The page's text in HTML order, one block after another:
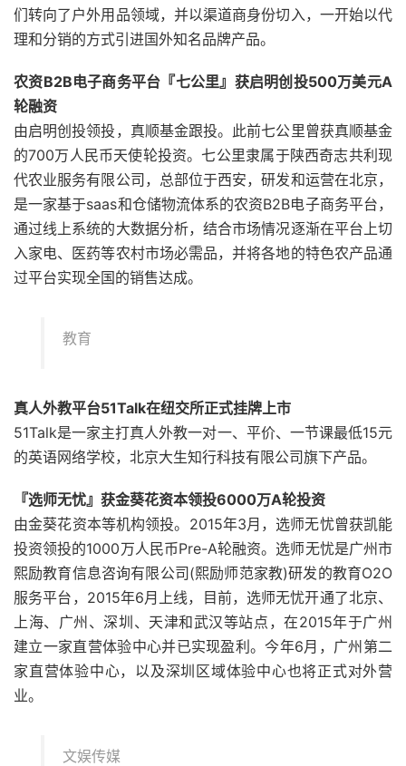
们转向了户外用品领域，并以渠道商身份切入，一开始以代
理和分销的方式引进国外知名品牌产品。
农资B2B电子商务平台『七公里』获启明创投500万美元A
轮融资
由启明创投领投，真顺基金跟投。此前七公里曾获真顺基金
的700万人民币天使轮投资。七公里隶属于陕西奇志共利现
代农业服务有限公司，总部位于西安，研发和运营在北京，
是一家基于saas和仓储物流体系的农资B2B电子商务平台，
通过线上系统的大数据分析，结合市场情况逐渐在平台上切
入家电、医药等农村市场必需品，并将各地的特色农产品通
过平台实现全国的销售达成。
教育
真人外教平台51Talk在纽交所正式挂牌上市
51Talk是一家主打真人外教一对一、平价、一节课最低15元
的英语网络学校，北京大生知行科技有限公司旗下产品。
『选师无忧』获金葵花资本领投6000万A轮投资
由金葵花资本等机构领投。2015年3月，选师无忧曾获凯能
投资领投的1000万人民币Pre-A轮融资。选师无忧是广州市
熙励教育信息咨询有限公司(熙励师范家教)研发的教育O2O
服务平台，2015年6月上线，目前，选师无忧开通了北京、
上海、广州、深圳、天津和武汉等站点，在2015年于广州
建立一家直营体验中心并已实现盈利。今年6月，广州第二
家直营体验中心，以及深圳区域体验中心也将正式对外营
业。
文娱传媒